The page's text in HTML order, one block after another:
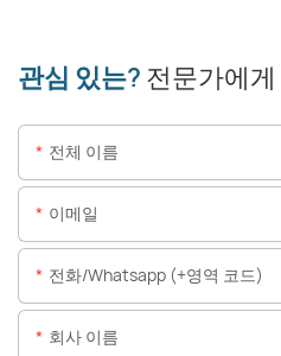
관심 있는? 전문가에
전체 이름
이메일
전화/whatsapp (+영역 코드)
회사 이름